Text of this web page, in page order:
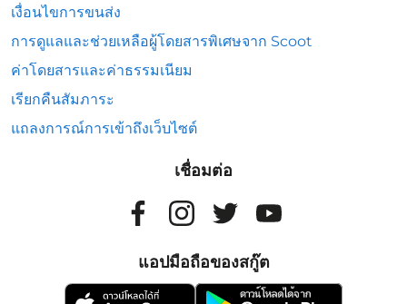
เงื่อนไขการขนส่ง
การดูแลและช่วยเหลือผู้โดยสารพิเศษจาก Scoot
ค่าโดยสารและค่าธรรมเนียม
เรียกคืนสัมภาระ
แถลงการณ์การเข้าถึงเว็บไซต์
เชื่อมต่อ
แอปมือถือของสกู๊ต